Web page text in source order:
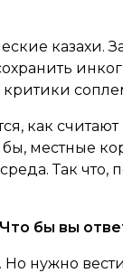
казахи.
критики
как
местные
Так
бы вы
нужно